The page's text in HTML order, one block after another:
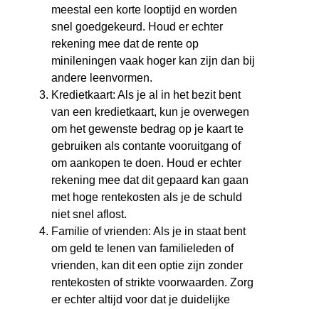
meestal een korte looptijd en worden
snel goedgekeurd. Houd er echter
rekening mee dat de rente op
minileningen vaak hoger kan zijn dan bij
andere leenvormen.
Kredietkaart: Als je al in het bezit bent
van een kredietkaart, kun je overwegen
om het gewenste bedrag op je kaart te
gebruiken als contante vooruitgang of
om aankopen te doen. Houd er echter
rekening mee dat dit gepaard kan gaan
met hoge rentekosten als je de schuld
niet snel aflost.
Familie of vrienden: Als je in staat bent
om geld te lenen van familieleden of
vrienden, kan dit een optie zijn zonder
rentekosten of strikte voorwaarden. Zorg
er echter altijd voor dat je duidelijke